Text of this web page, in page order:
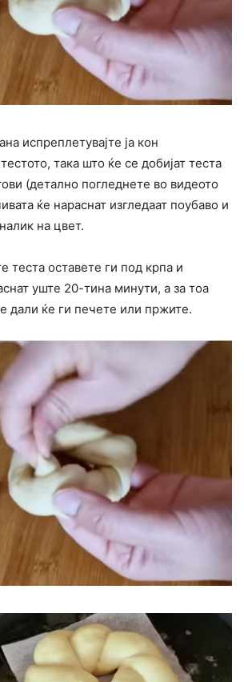
испреплетувајте ја кон
така што ќе се добијат теста
(детално погледнете во видеото
ќе нараснат изгледаат поубаво и
на цвет.
теста оставете ги под крпа и
уште 20-тина минути, а за тоа
дали ќе ги печете или пржите.